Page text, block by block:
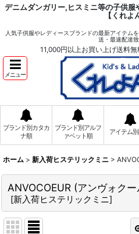
デニムダンガリー,ヒスミニ等の子供
【くれよ
人気子供服やレディースブランドの最新アイテム
送・最速配達致
11,000円以上お買い上げ送料無
メニュー
ブランド別カタカ
ナ順
ブランド別アルフ
ァベット順
アイテム
ホーム > 新入荷ヒステリックミニ >
ANVOCOEUR (アンヴォクー
[新入荷ヒステリックミニ]